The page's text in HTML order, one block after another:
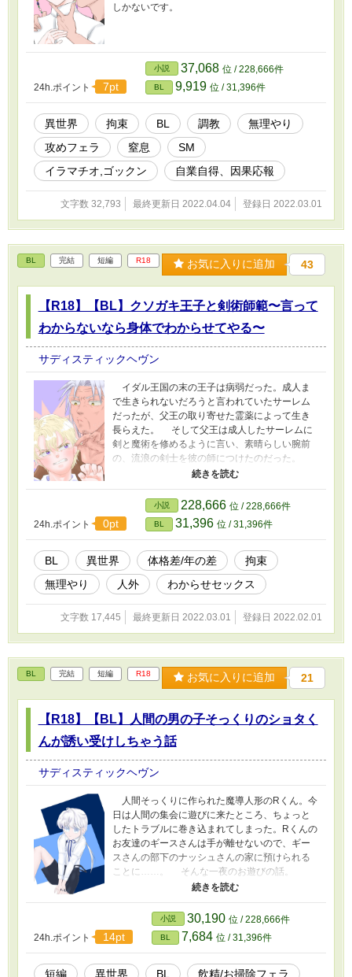
しかないです。
24h.ポイント 7pt
小説 37,068 位 / 228,666件
BL 9,919 位 / 31,396件
異世界 拘束 BL 調教
無理やり
攻めフェラ
窒息
SM
イラマチオ,ゴックン
自業自得、因果応報
文字数 32,793 最終更新日 2022.04.04 登録日 2022.03.01
BL 完結 短編 R18 お気に入りに追加 43
【R18】【BL】クソガキ王子と剣術師範〜言って
わからないなら身体でわからせてやる〜
サディスティックヘヴン
イダル王国の末の王子は病弱だった。成人ま
で生きられないだろうと言われていたサーレム
だったが、父王の取り寄せた霊薬によって生き
長らえた。 そして父王は成人したサーレムに
剣と魔術を修めるように言い、素晴らしい腕前
の、流浪の剣士を彼の師につけたのだった。
輝く白金色の髪に淡い菫色の瞳。かの王子は誰
の性格はとんでもなくクソだった。
24h.ポイント 0pt
小説 228,666 位 / 228,666件
BL 31,396 位 / 31,396件
BL 異世界 体格差/年の差
拘束
無理やり
人外 わからせセックス
文字数 17,445 最終更新日 2022.03.01 登録日 2022.02.01
BL 完結 短編 R18 お気に入りに追加 21
【R18】【BL】人間の男の子そっくりのショタく
んが誘い受けしちゃう話
サディスティックヘヴン
人間そっくりに作られた魔導人形のRくん。今
日は人間の集会に遊びに来たところ、ちょっと
したトラブルに巻き込まれてしまった。Rくんの
お友達のギースさんは手が離せないので、ギー
スさんの部下のナッシュさんの家に預けられる
ことに……。 そんな一夜のお遊びの話。
※ ヤってるだけです。 ※2 ★以降は蛇足
24h.ポイント 14pt
小説 30,190 位 / 228,666件
BL 7,684 位 / 31,396件
短編 異世界 BL 飲精/お掃除フェラ